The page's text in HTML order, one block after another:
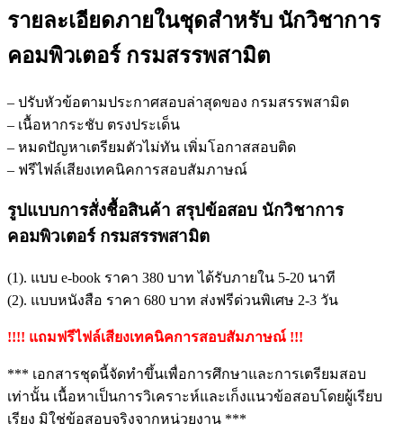
รายละเอียดภายในชุดสำหรับ นักวิชาการ
คอมพิวเตอร์ กรมสรรพสามิต
– ปรับหัวข้อตามประกาศสอบล่าสุดของ กรมสรรพสามิต
– เนื้อหากระชับ ตรงประเด็น
– หมดปัญหาเตรียมตัวไม่ทัน เพิ่มโอกาสสอบติด
– ฟรีไฟล์เสียงเทคนิคการสอบสัมภาษณ์
รูปแบบการสั่งชื้อสินค้า สรุปข้อสอบ นักวิชาการ
คอมพิวเตอร์ กรมสรรพสามิต
(1). แบบ e-book ราคา 380 บาท ได้รับภายใน 5-20 นาที
(2). แบบหนังสือ ราคา 680 บาท ส่งฟรีด่วนพิเศษ 2-3 วัน
!!!! แถมฟรีไฟล์เสียงเทคนิคการสอบสัมภาษณ์ !!!
*** เอกสารชุดนี้จัดทำขึ้นเพื่อการศึกษาและการเตรียมสอบ
เท่านั้น เนื้อหาเป็นการวิเคราะห์และเก็งแนวข้อสอบโดยผู้เรียบ
เรียง มิใช่ข้อสอบจริงจากหน่วยงาน ***